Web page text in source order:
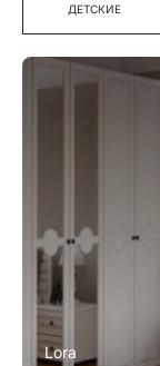
ДЕТСКИЕ
Lora